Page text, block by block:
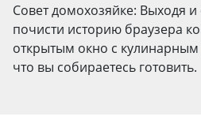
Совет домохозяйке: Выходя
почисти историю браузера
открытым окно с
что вы собираетесь готовить.